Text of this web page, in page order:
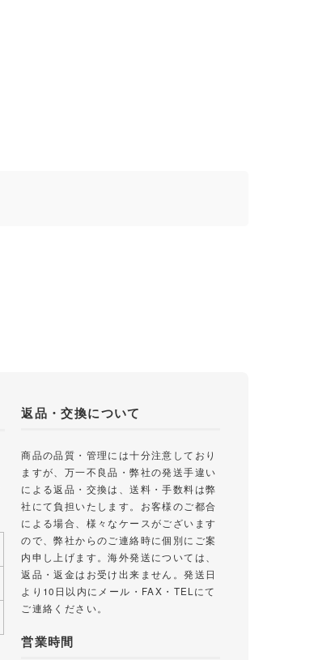
返品・交換について
商品の品質・管理には十分注意しており
ますが、万一不良品・弊社の発送手違い
による返品・交換は、送料・手数料は弊
社にて負担いたします。お客様のご都合
による場合、様々なケースがございます
ので、弊社からのご連絡時に個別にご案
内申し上げます。海外発送については、
返品・返金はお受け出来ません。発送日
より10日以内にメール・FAX・TELにて
ご連絡ください。
営業時間